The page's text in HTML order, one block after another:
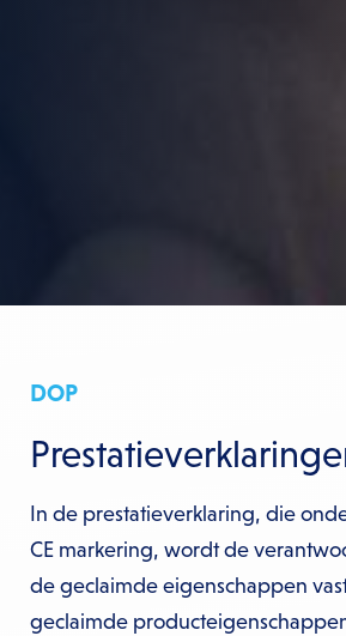
DOP
In de prestatieverklaring, die
CE markering, wordt de
de geclaimde eigenschappen
geclaimde